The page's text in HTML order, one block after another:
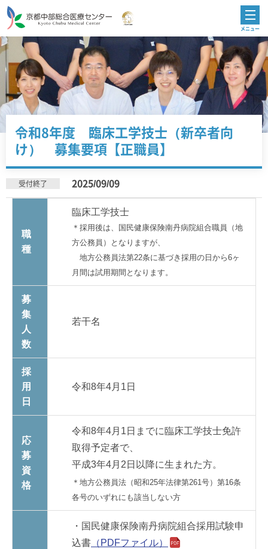
令和8年度 臨床工学技士（新卒者向
け） 募集要項【正職員】
受付終了 2025/09/09
職
種
臨床工学技士
＊採用後は、国民健康保険南丹病院組合職員（地
方公務員）となりますが、
地方公務員法第22条に基づき採用の日から6ヶ
月間は試用期間となります。
募
集
人
数
若干名
採
用
日
令和8年4月1日
応
募
資
格
令和8年4月1日までに臨床工学技士免許
取得予定者で、
平成3年4月2日以降に生まれた方。
＊地方公務員法（昭和25年法律第261号）第16条
各号のいずれにも該当しない方
・国民健康保険南丹病院組合採用試験申
込書 （PDFファイル）